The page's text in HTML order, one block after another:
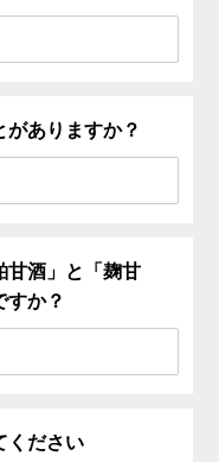
がありますか？
甘酒」と「麹甘
すか？
ください